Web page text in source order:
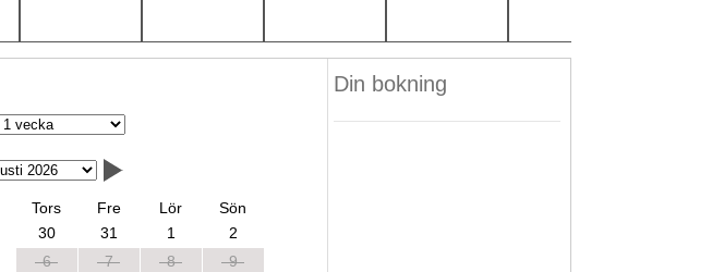
Tors Fre Lör
Sön
30 31 1
2
6 7 8
9
Din bokning